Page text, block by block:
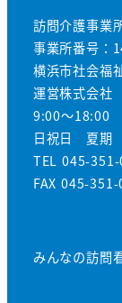
訪問介護事業
事業所番号：
横浜市社会
運営株式会
9:00～18:00
日祝日 夏期
TEL 045-
FAX 045-
みんなの訪問